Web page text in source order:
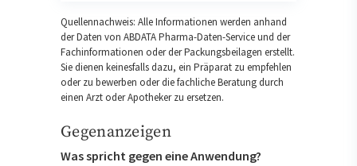
Quellennachweis: Alle Informationen werden anhand
der Daten von ABDATA Pharma-Daten-Service und der
Fachinformationen oder der Packungsbeilagen erstellt.
Sie dienen keinesfalls dazu, ein Präparat zu empfehlen
oder zu bewerben oder die fachliche Beratung durch
einen Arzt oder Apotheker zu ersetzen.
Gegenanzeigen
Was spricht gegen eine Anwendung?